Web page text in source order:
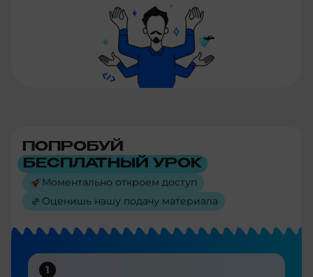
ПОПРОБУЙ
БЕСПЛАТНЫЙ УРОК
Моментально откроем доступ
Оценишь нашу подачу материала
1